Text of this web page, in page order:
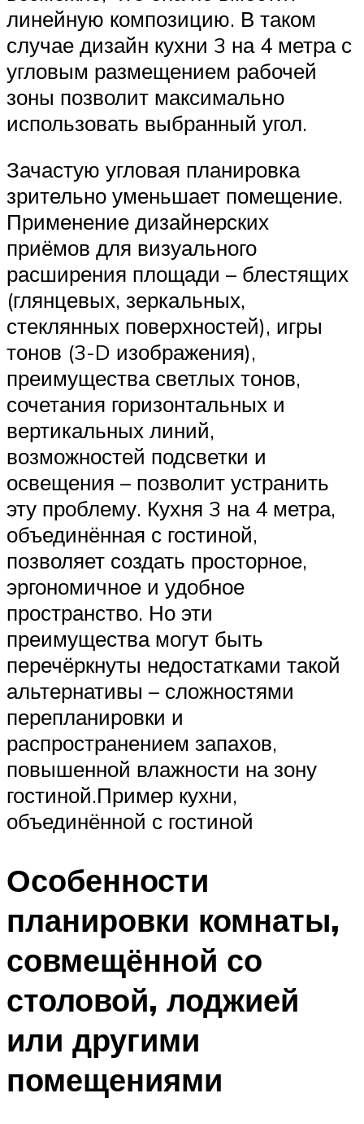
линейную композицию. В таком
случае дизайн кухни 3 на 4 метра с
угловым размещением рабочей
зоны позволит максимально
использовать выбранный угол.
Зачастую угловая планировка
зрительно уменьшает помещение.
Применение дизайнерских
приёмов для визуального
расширения площади – блестящих
(глянцевых, зеркальных,
стеклянных поверхностей), игры
тонов (3-D изображения),
преимущества светлых тонов,
сочетания горизонтальных и
вертикальных линий,
возможностей подсветки и
освещения – позволит устранить
эту проблему. Кухня 3 на 4 метра,
объединённая с гостиной,
позволяет создать просторное,
эргономичное и удобное
пространство. Но эти
преимущества могут быть
перечёркнуты недостатками такой
альтернативы – сложностями
перепланировки и
распространением запахов,
повышенной влажности на зону
гостиной.Пример кухни,
объединённой с гостиной
Особенности
планировки комнаты,
совмещённой со
столовой, лоджией
или другими
помещениями